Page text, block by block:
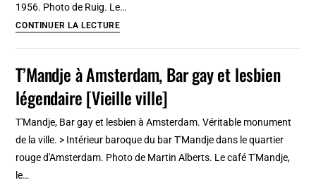
Ville]
1956. Photo de Ruig. Le…
CONTINUER LA LECTURECafé
plus
vieux
d’Amsterdam
T’Mandje à Amsterdam, Bar gay et lesbien
légendaire [Vieille ville]
T'Mandje, Bar gay et lesbien à Amsterdam. Véritable monument
de la ville. > Intérieur baroque du bar T'Mandje dans le quartier
rouge d'Amsterdam. Photo de Martin Alberts. Le café T'Mandje,
le…